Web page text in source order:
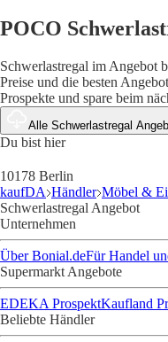
POCO
Schwerlastregal im Angebot
Preise und die besten
Prospekte und spare beim
Alle Schwerlastregal
Du bist hier
10178 Berlin
kaufDA Händler Möbel &
Schwerlastregal Angebot
Unternehmen
Über Bonial.deFür Handel
Supermarkt Angebote
EDEKA ProspektKaufland
Beliebte Händler